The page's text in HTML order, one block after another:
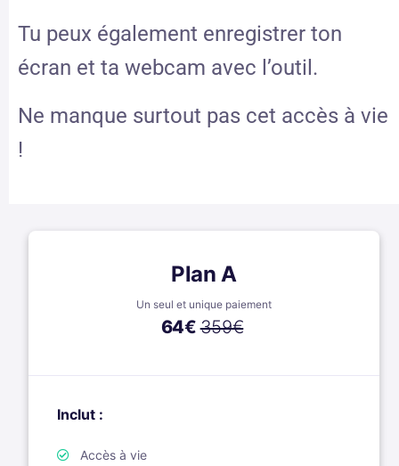
Tu peux également enregistrer ton
écran et ta webcam avec l’outil.
Ne manque surtout pas cet accès à vie
!
Plan A
Un seul et unique paiement
64€359€
Inclut :
Accès à vie